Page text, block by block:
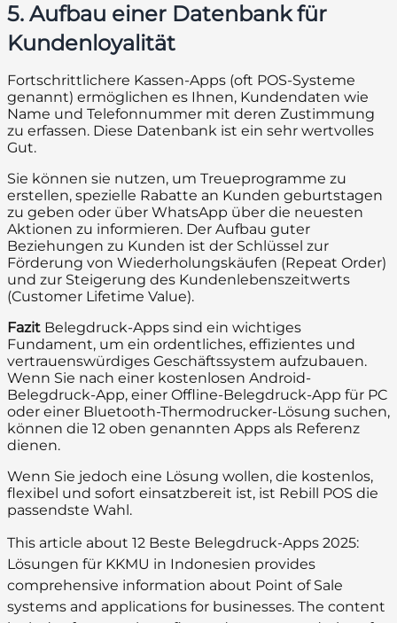
5. Aufbau einer Datenbank für
Kundenloyalität
Fortschrittlichere Kassen-Apps (oft POS-Systeme
genannt) ermöglichen es Ihnen, Kundendaten wie
Name und Telefonnummer mit deren Zustimmung
zu erfassen. Diese Datenbank ist ein sehr wertvolles
Gut.
Sie können sie nutzen, um Treueprogramme zu
erstellen, spezielle Rabatte an Kunden geburtstagen
zu geben oder über WhatsApp über die neuesten
Aktionen zu informieren. Der Aufbau guter
Beziehungen zu Kunden ist der Schlüssel zur
Förderung von Wiederholungskäufen (Repeat Order)
und zur Steigerung des Kundenlebenszeitwerts
(Customer Lifetime Value).
Fazit Belegdruck-Apps sind ein wichtiges
Fundament, um ein ordentliches, effizientes und
vertrauenswürdiges Geschäftssystem aufzubauen.
Wenn Sie nach einer kostenlosen Android-
Belegdruck-App, einer Offline-Belegdruck-App für PC
oder einer Bluetooth-Thermodrucker-Lösung suchen,
können die 12 oben genannten Apps als Referenz
dienen.
Wenn Sie jedoch eine Lösung wollen, die kostenlos,
flexibel und sofort einsatzbereit ist, ist Rebill POS die
passendste Wahl.
This article about 12 Beste Belegdruck-Apps 2025:
Lösungen für KKMU in Indonesien provides
comprehensive information about Point of Sale
systems and applications for businesses. The content